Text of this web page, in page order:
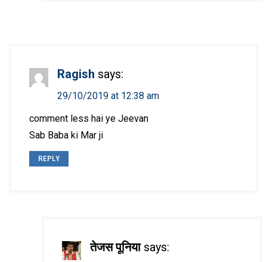
Ragish says:
29/10/2019 at 12:38 am
comment less hai ye Jeevan
Sab Baba ki Mar ji
REPLY
तेजस पूनिया says: